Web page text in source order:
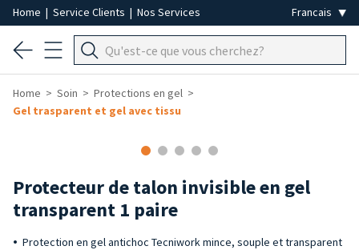
Home | Service Clients | Nos Services
Home Soin
Protections en gel
Gel trasparent et gel avec tissu
Protecteur de talon invisible en gel
transparent 1 paire
Protection en gel antichoc Tecniwork mince, souple et transparent